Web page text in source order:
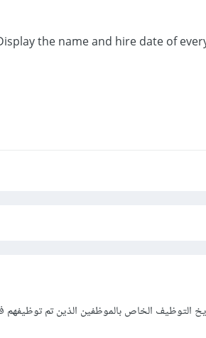
the name and hire date of